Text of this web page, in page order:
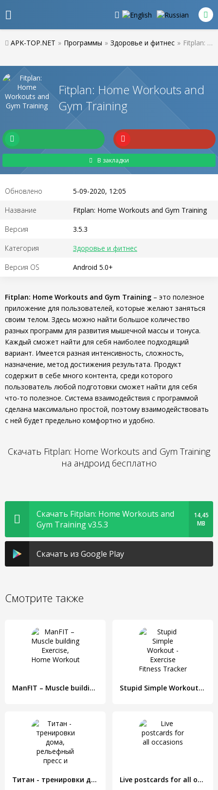
APK-TOP.NET » Программы » Здоровье и фитнес » Fitplan: Home Workouts and Gym Training
Fitplan: Home Workouts and
Gym Training
В закладки
Обновлено 5-09-2020, 12:05
Название Fitplan: Home Workouts and Gym Training
Версия 3.5.3
Категория Здоровье и фитнес
Версия OS Android 5.0+
Fitplan: Home Workouts and Gym Training – это полезное
приложение для пользователей, которые желают заняться
своим телом. Здесь можно найти большое количество
разных программ для развития мышечной массы и тонуса.
Каждый сможет найти для себя наиболее подходящий
вариант. Имеется разная интенсивность, сложность,
назначение, метод достижения результата. Продукт
содержит в себе много контента, среди которого
пользователь любой подготовки сможет найти для себя
что-то полезное. Система взаимодействия с программой
сделана максимально простой, поэтому взаимодействовать
с ней будет предельно комфортно и удобно.
Скачать Fitplan: Home Workouts and Gym Training
на андроид бесплатно
Скачать Fitplan: Home Workouts and
Gym Training v3.5.3
14,45
MB
Скачать из Google Play
Смотрите также
ManFIT – Muscle building Exercise, Home Workout Stupid Simple Workout - Exercise Fitness Tracker
Титан - тренировки дома, рельефный пресс и мускулы Live postcards for all occasions